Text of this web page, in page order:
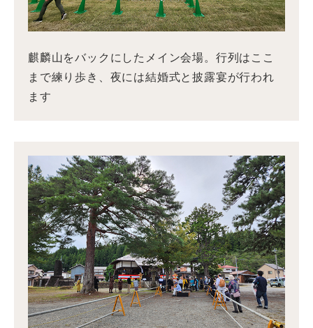
麒麟山をバックにしたメイン会場。行列はここ
まで練り歩き、夜には結婚式と披露宴が行われ
ます